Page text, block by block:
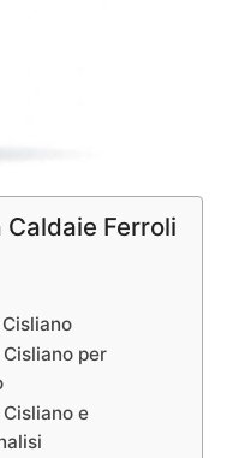
Ferroli
per
e